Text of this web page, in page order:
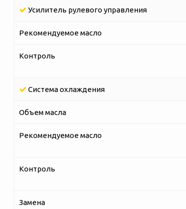
Усилитель рулевого управления
Рекомендуемое масло
Контроль
Система охлаждения
Объем масла
Рекомендуемое масло
Контроль
Замена